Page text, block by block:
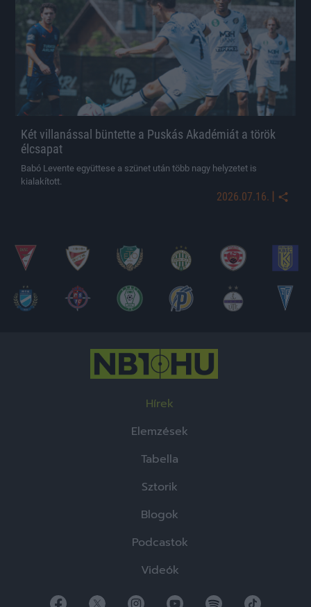
Két villanással büntette a Puskás Akadémiát a török
élcsapat
Babó Levente együttese a szünet után több nagy helyzetet is
kialakított.
2026.07.16. |
Hírek
Elemzések
Tabella
Sztorik
Blogok
Podcastok
Videók